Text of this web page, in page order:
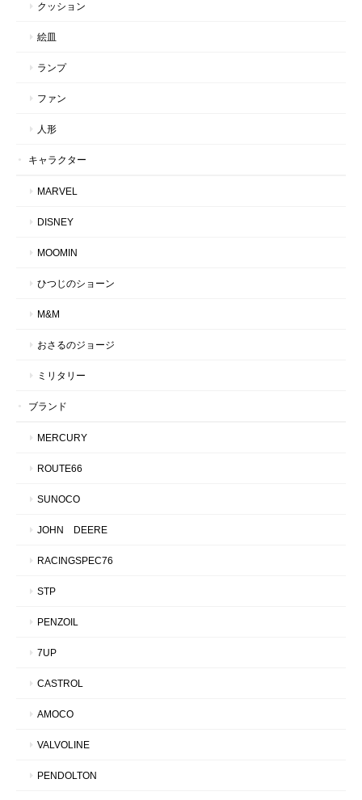
クッション
絵皿
ランプ
ファン
人形
キャラクター
MARVEL
DISNEY
MOOMIN
ひつじのショーン
M&M
おさるのジョージ
ミリタリー
ブランド
MERCURY
ROUTE66
SUNOCO
JOHN DEERE
RACINGSPEC76
STP
PENZOIL
7UP
CASTROL
AMOCO
VALVOLINE
PENDOLTON